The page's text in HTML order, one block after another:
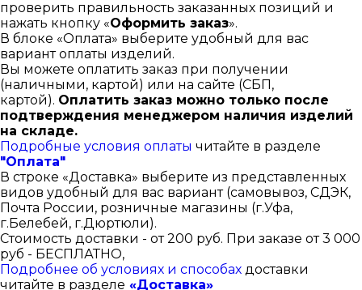
проверить правильность заказанных позиций и
нажать кнопку «Оформить заказ».
В блоке «Оплата» выберите удобный для вас
вариант оплаты изделий.
Вы можете оплатить заказ при получении
(наличными, картой) или на сайте (СБП,
картой). Оплатить заказ можно только после
подтверждения менеджером наличия изделий
на складе.
Подробные условия оплаты читайте в разделе
"Оплата"
В строке «Доставка» выберите из представленных
видов удобный для вас вариант (самовывоз, СДЭК,
Почта России, розничные магазины (г.Уфа,
г.Белебей, г.Дюртюли).
Стоимость доставки - от 200 руб. При заказе от 3 000
руб - БЕСПЛАТНО,
Подробнее об условиях и способах доставки
читайте в разделе «Доставка»